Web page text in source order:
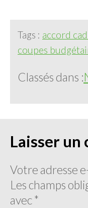
Tags : accord
coupes
Classés dans :
Laisser
Votre adresse
Les champs
avec*